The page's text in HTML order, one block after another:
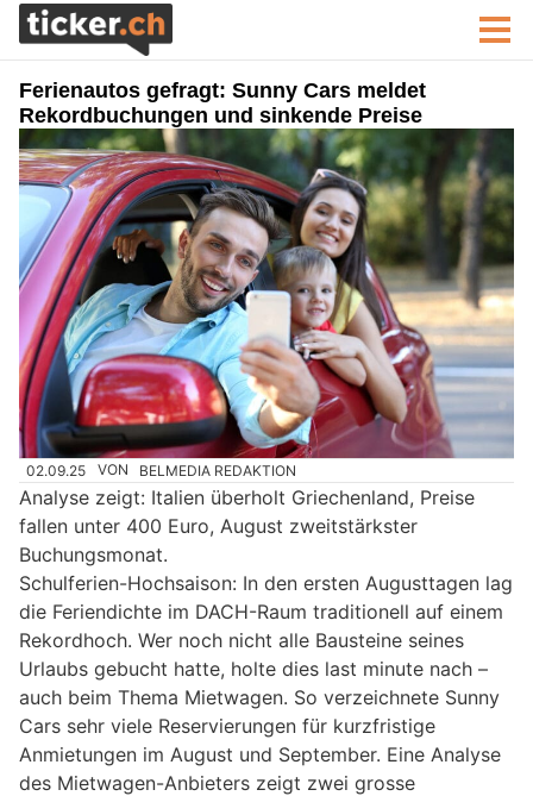
Ferienautos gefragt: Sunny Cars meldet
Rekordbuchungen und sinkende Preise
02.09.25 VON BELMEDIA REDAKTION
Analyse zeigt: Italien überholt Griechenland, Preise
fallen unter 400 Euro, August zweitstärkster
Buchungsmonat.
Schulferien-Hochsaison: In den ersten Augusttagen lag
die Feriendichte im DACH-Raum traditionell auf einem
Rekordhoch. Wer noch nicht alle Bausteine seines
Urlaubs gebucht hatte, holte dies last minute nach –
auch beim Thema Mietwagen. So verzeichnete Sunny
Cars sehr viele Reservierungen für kurzfristige
Anmietungen im August und September. Eine Analyse
des Mietwagen-Anbieters zeigt zwei grosse